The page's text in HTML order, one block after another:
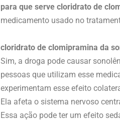
para que serve cloridrato de
medicamento usado no
cloridrato de clomipramina da
Sim, a droga pode causar
pessoas que utilizam esse
experimentam esse efeito
Ela afeta o sistema nervoso
Essa ação pode ter um efeito